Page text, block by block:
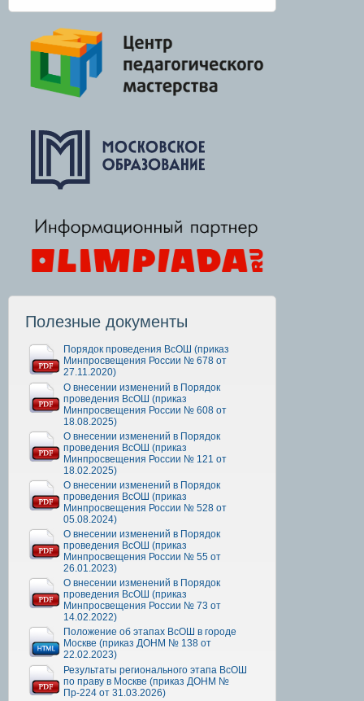
Полезные документы
Порядок проведения ВсОШ (приказ
Минпросвещения России № 678 от
27.11.2020)
О внесении изменений в Порядок
проведения ВсОШ (приказ
Минпросвещения России № 608 от
18.08.2025)
О внесении изменений в Порядок
проведения ВсОШ (приказ
Минпросвещения России № 121 от
18.02.2025)
О внесении изменений в Порядок
проведения ВсОШ (приказ
Минпросвещения России № 528 от
05.08.2024)
О внесении изменений в Порядок
проведения ВсОШ (приказ
Минпросвещения России № 55 от
26.01.2023)
О внесении изменений в Порядок
проведения ВсОШ (приказ
Минпросвещения России № 73 от
14.02.2022)
Положение об этапах ВсОШ в городе
Москве (приказ ДОНМ № 138 от
22.02.2023)
Результаты регионального этапа ВсОШ
по праву в Москве (приказ ДОНМ №
Пр-224 от 31.03.2026)